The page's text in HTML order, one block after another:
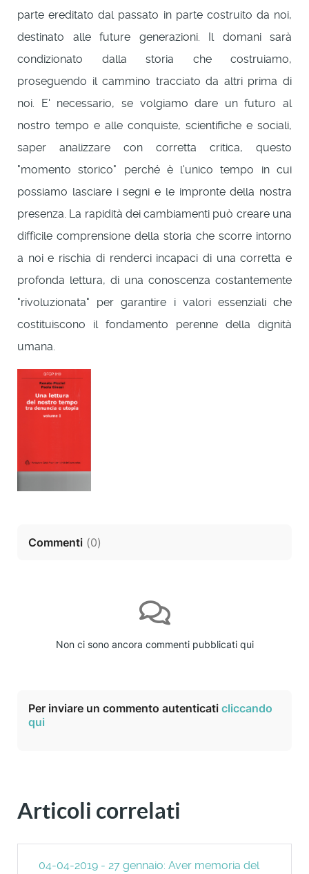
parte ereditato dal passato in parte costruito da noi,
destinato alle future generazioni. Il domani sarà
condizionato dalla storia che costruiamo,
proseguendo il cammino tracciato da altri prima di
noi. E' necessario, se volgiamo dare un futuro al
nostro tempo e alle conquiste, scientifiche e sociali,
saper analizzare con corretta critica, questo
"momento storico" perché è l'unico tempo in cui
possiamo lasciare i segni e le impronte della nostra
presenza. La rapidità dei cambiamenti può creare una
difficile comprensione della storia che scorre intorno
a noi e rischia di renderci incapaci di una corretta e
profonda lettura, di una conoscenza costantemente
"rivoluzionata" per garantire i valori essenziali che
costituiscono il fondamento perenne della dignità
umana.
Commenti (0)
Non ci sono ancora commenti pubblicati qui
Per inviare un commento autenticati cliccando
qui
Articoli correlati
04-04-2019 - 27 gennaio: Aver memoria del